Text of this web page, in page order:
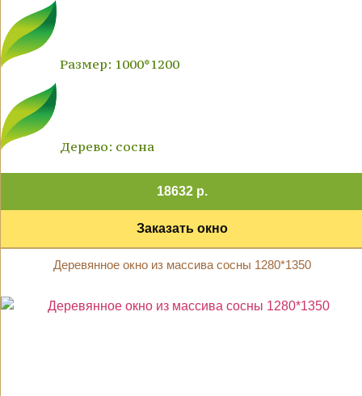
Размер: 1000*1200
Дерево: сосна
18632 р.
Заказать окно
Деревянное окно из массива сосны 1280*1350